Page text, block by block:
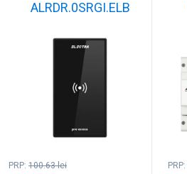
ALRDR.0SRGI.ELB
PRP: 100.63lei PRP: